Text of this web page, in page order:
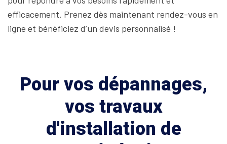
efficacement. Prenez dès maintenant rendez-vous en
ligne et bénéficiez d’un devis personnalisé !
Pour vos dépannages,
vos travaux
d'installation de